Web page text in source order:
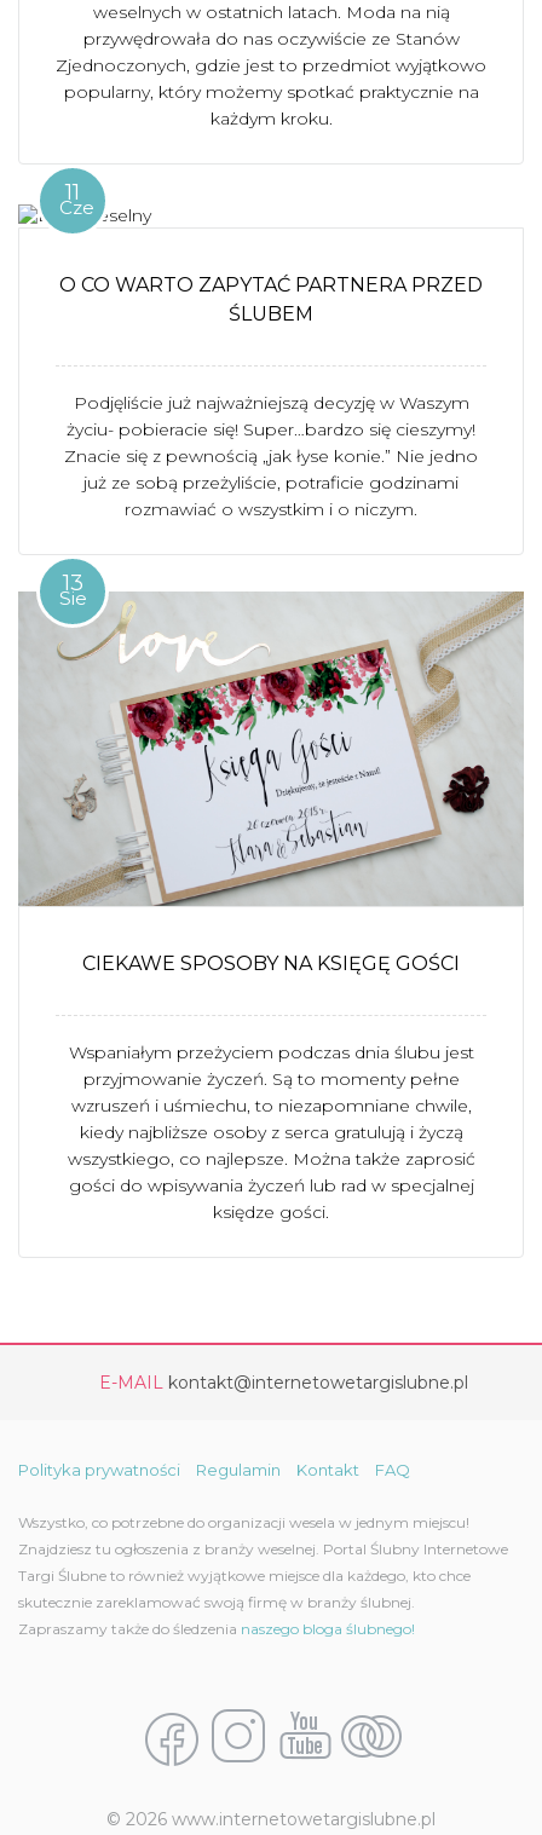
weselnych w ostatnich latach. Moda na nią
przywędrowała do nas oczywiście ze Stanów
Zjednoczonych, gdzie jest to przedmiot wyjątkowo
popularny, który możemy spotkać praktycznie na
każdym kroku.
11
Cze
O CO WARTO ZAPYTAĆ PARTNERA PRZED
ŚLUBEM
Podjęliście już najważniejszą decyzję w Waszym
życiu- pobieracie się! Super…bardzo się cieszymy!
Znacie się z pewnością „jak łyse konie.” Nie jedno
już ze sobą przeżyliście, potraficie godzinami
rozmawiać o wszystkim i o niczym.
13
Sie
CIEKAWE SPOSOBY NA KSIĘGĘ GOŚCI
Wspaniałym przeżyciem podczas dnia ślubu jest
przyjmowanie życzeń. Są to momenty pełne
wzruszeń i uśmiechu, to niezapomniane chwile,
kiedy najbliższe osoby z serca gratulują i życzą
wszystkiego, co najlepsze. Można także zaprosić
gości do wpisywania życzeń lub rad w specjalnej
księdze gości.
E-MAIL kontakt@internetowetargislubne.pl
Polityka prywatności Regulamin Kontakt FAQ
Wszystko, co potrzebne do organizacji wesela w jednym miejscu!
Znajdziesz tu ogłoszenia z branży weselnej. Portal Ślubny Internetowe
Targi Ślubne to również wyjątkowe miejsce dla każdego, kto chce
skutecznie zareklamować swoją firmę w branży ślubnej.
Zapraszamy także do śledzenia naszego bloga ślubnego!
© 2026 www.internetowetargislubne.pl